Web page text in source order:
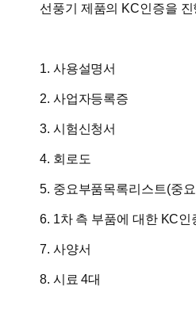
선풍기 제품의 KC인증을
1. 사용설명서
2. 사업자등록증
3. 시험신청서
4. 회로도
5. 중요부품목록리스트(중
6. 1차 측 부품에 대한 KC인
7. 사양서
8. 시료 4대